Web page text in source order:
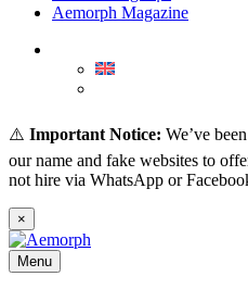
Aemorph Magazine
⚠️ Important Notice: We’ve
our name and fake websites to
not hire via WhatsApp or
×
Menu